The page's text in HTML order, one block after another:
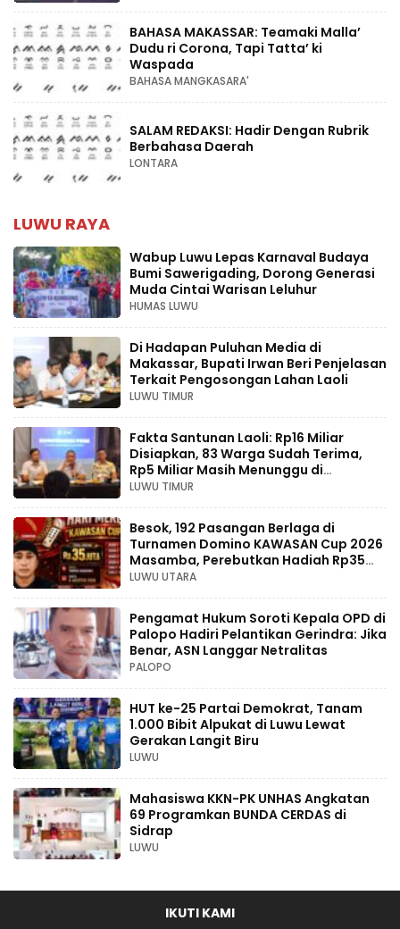
BAHASA MAKASSAR: Teamaki Malla’
Dudu ri Corona, Tapi Tatta’ ki
Waspada
BAHASA MANGKASARA'
SALAM REDAKSI: Hadir Dengan Rubrik
Berbahasa Daerah
LONTARA
LUWU RAYA
Wabup Luwu Lepas Karnaval Budaya
Bumi Sawerigading, Dorong Generasi
Muda Cintai Warisan Leluhur
HUMAS LUWU
Di Hadapan Puluhan Media di
Makassar, Bupati Irwan Beri Penjelasan
Terkait Pengosongan Lahan Laoli
LUWU TIMUR
Fakta Santunan Laoli: Rp16 Miliar
Disiapkan, 83 Warga Sudah Terima,
Rp5 Miliar Masih Menunggu di
Pengadilan
LUWU TIMUR
Besok, 192 Pasangan Berlaga di
Turnamen Domino KAWASAN Cup 2026
Masamba, Perebutkan Hadiah Rp35
Juta
LUWU UTARA
Pengamat Hukum Soroti Kepala OPD di
Palopo Hadiri Pelantikan Gerindra: Jika
Benar, ASN Langgar Netralitas
PALOPO
HUT ke-25 Partai Demokrat, Tanam
1.000 Bibit Alpukat di Luwu Lewat
Gerakan Langit Biru
LUWU
Mahasiswa KKN-PK UNHAS Angkatan
69 Programkan BUNDA CERDAS di
Sidrap
LUWU
IKUTI KAMI